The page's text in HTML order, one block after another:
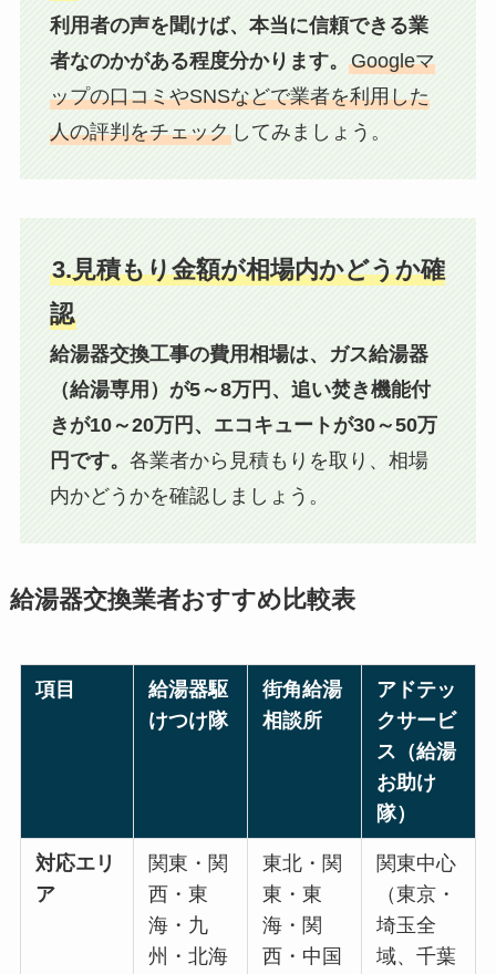
利用者の声を聞けば、本当に信頼できる業
者なのかがある程度分かります。 Googleマ
ップの口コミやSNSなどで業者を利用した
人の評判をチェックしてみましょう。
3.見積もり金額が相場内かどうか確
認
給湯器交換工事の費用相場は、ガス給湯器
（給湯専用）が5～8万円、追い焚き機能付
きが10～20万円、エコキュートが30～50万
円です。 各業者から見積もりを取り、相場
内かどうかを確認しましょう。
給湯器交換業者おすすめ比較表
項目
給湯器駆
けつけ隊
街角給湯
相談所
アドテッ
クサービ
ス（給湯
お助け
隊）
対応エリ
ア
関東・関
西・東
海・九
州・北海
東北・関
東・東
海・関
西・中国
関東中心
（東京・
埼玉全
域、千葉